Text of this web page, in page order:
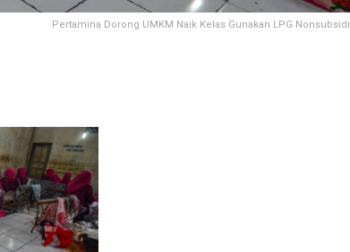
Pertamina Dorong UMKM Naik Kelas Gunakan LPG Nonsubsidi